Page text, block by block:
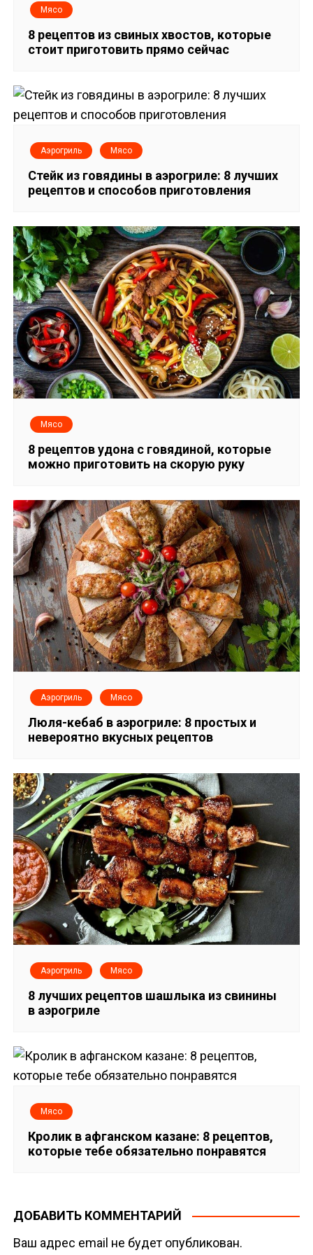
з
с
я
м
Мясо
8 рецептов из свиных хвостов, которые
стоит приготовить прямо сейчас
Аэрогриль Мясо
Стейк из говядины в аэрогриле: 8 лучших
рецептов и способов приготовления
Мясо
8 рецептов удона с говядиной, которые
можно приготовить на скорую руку
Аэрогриль Мясо
Люля-кебаб в аэрогриле: 8 простых и
невероятно вкусных рецептов
Аэрогриль Мясо
8 лучших рецептов шашлыка из свинины
в аэрогриле
Мясо
Кролик в афганском казане: 8 рецептов,
которые тебе обязательно понравятся
ДОБАВИТЬ КОММЕНТАРИЙ
Ваш адрес email не будет опубликован.